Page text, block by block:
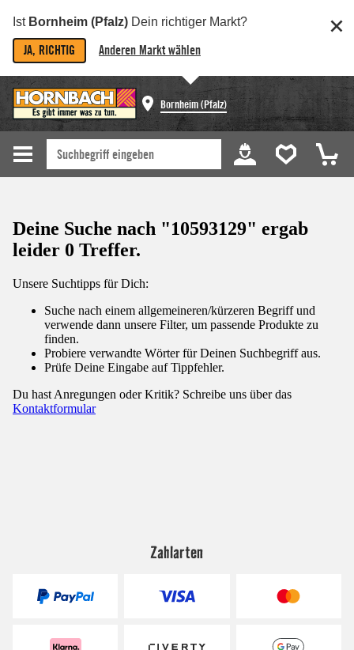
Ist Bornheim (Pfalz) Dein richtiger Markt?
JA, RICHTIG Anderen Markt wählen
Bornheim (Pfalz)
Deine Suche nach "10593129" ergab
leider 0 Treffer.
Unsere Suchtipps für Dich:
Suche nach einem allgemeineren/kürzeren Begriff und
verwende dann unsere Filter, um passende Produkte zu
finden.
Probiere verwandte Wörter für Deinen Suchbegriff aus.
Prüfe Deine Eingabe auf Tippfehler.
Du hast Anregungen oder Kritik? Schreibe uns über das
Kontaktformular
Zahlarten